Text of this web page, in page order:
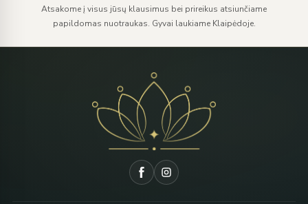
Atsakome į visus jūsų klausimus bei prireikus atsiunčiame
papildomas nuotraukas. Gyvai laukiame Klaipėdoje.